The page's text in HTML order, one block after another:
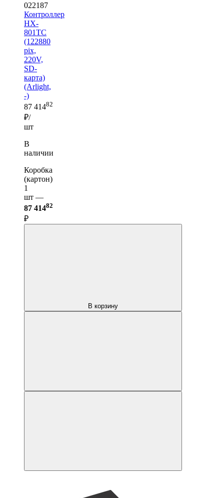
022187
Контроллер
HX-
801TC
(122880
pix,
220V,
SD-
карта)
(Arlight,
-)
87 41482
₽/
шт
В
наличии
Коробка
(картон)
1
шт —
87 41482
₽
В корзину